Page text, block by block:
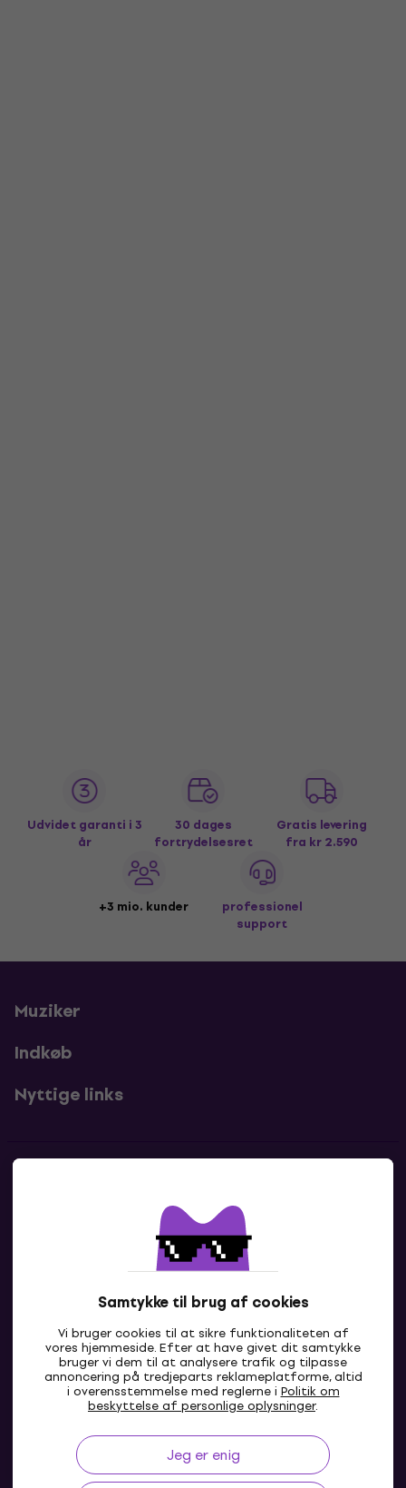
Samtykke til brug af cookies
Vi bruger cookies til at sikre funktionaliteten af
vores hjemmeside. Efter at have givet dit samtykke
bruger vi dem til at analysere trafik og tilpasse
annoncering på tredjeparts reklameplatforme, altid
i overensstemmelse med reglerne i Politik om
beskyttelse af personlige oplysninger.
Jeg er enig
Udvidet garanti i 3
år
30 dages
fortrydelsesret
Gratis levering
fra kr 2.590
+3 mio. kunder
professionel
support
Muziker
Indkøb
Nyttige links
Kontakt os
DK